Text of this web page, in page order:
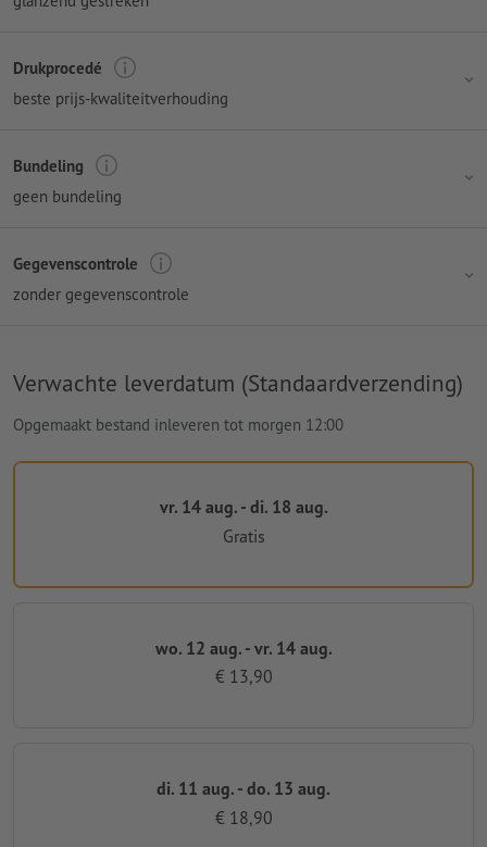
Drukprocedé
beste prijs-kwaliteitverhouding
Bundeling
geen bundeling
Gegevenscontrole
zonder gegevenscontrole
Verwachte leverdatum (Standaardverzending)
Opgemaakt bestand inleveren tot morgen 12:00
vr. 14 aug. - di. 18 aug.
Gratis
wo. 12 aug. - vr. 14 aug.
€ 13,90
di. 11 aug. - do. 13 aug.
€ 18,90